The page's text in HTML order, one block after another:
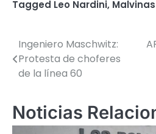
Tagged Leo Nardini,
Navegación
de
Ingeniero Maschwitz:
Protesta de choferes
de la línea 60
Noticias